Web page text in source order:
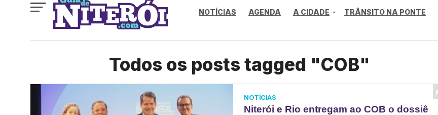
NOTÍCIAS AGENDA A CIDADE TRÂNSITO NA PONTE
Todos os posts tagged "COB"
NOTÍCIAS
Niterói e Rio entregam ao COB o dossiê